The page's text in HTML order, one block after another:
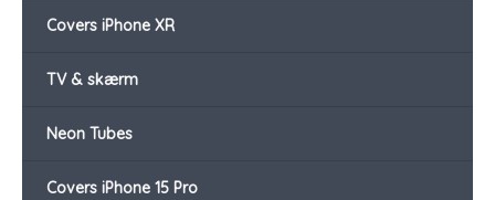
Covers iPhone XR
TV & skærm
Neon Tubes
Covers iPhone 15 Pro